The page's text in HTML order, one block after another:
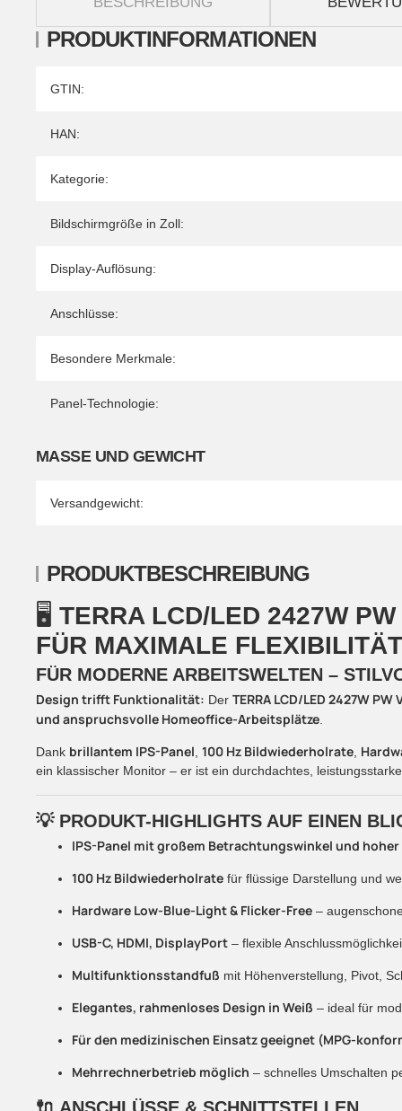
PRODUKTINFORMATIONEN
Produkteigenschaft
Wert
GTIN:
HAN:
Kategorie:
Bildschirmgröße in Zoll:
Display-Auflösung:
Anschlüsse:
Besondere Merkmale:
Panel-Technologie:
MASSE UND GEWICHT
Versandgewicht:
PRODUKTBESCHREIBUNG
🖥️ TERRA LCD/LED 2427W PW
ÜR MAXIMALE FLEXIBILITÄT
FÜR MODERNE ARBEITSWELTEN –
Design trifft Funktionalität: Der TERRA LCD/LED 2427W PW
und anspruchsvolle Homeoffice-Arbeitsplätze
Dank brillantem IPS-Panel 100 Hz Bildwiederholrate
ein klassischer Monitor – er ist ein durchdachtes,
💡 PRODUKT-HIGHLIGHTS AUF EINEN
IPS-Panel mit großem Betrachtungswinkel und
100 Hz Bildwiederholrate für flüssige Darstellung und
Hardware Low-Blue-Light & Flicker-Free –
USB-C, HDMI, DisplayPort – flexible
Multifunktionsstandfuß mit Höhenverstellung, Pivot,
Elegantes, rahmenloses Design in Weiß – ideal für
Für den medizinischen Einsatz geeignet (MPG-
Mehrrechnerbetrieb möglich – schnelles Umschalten